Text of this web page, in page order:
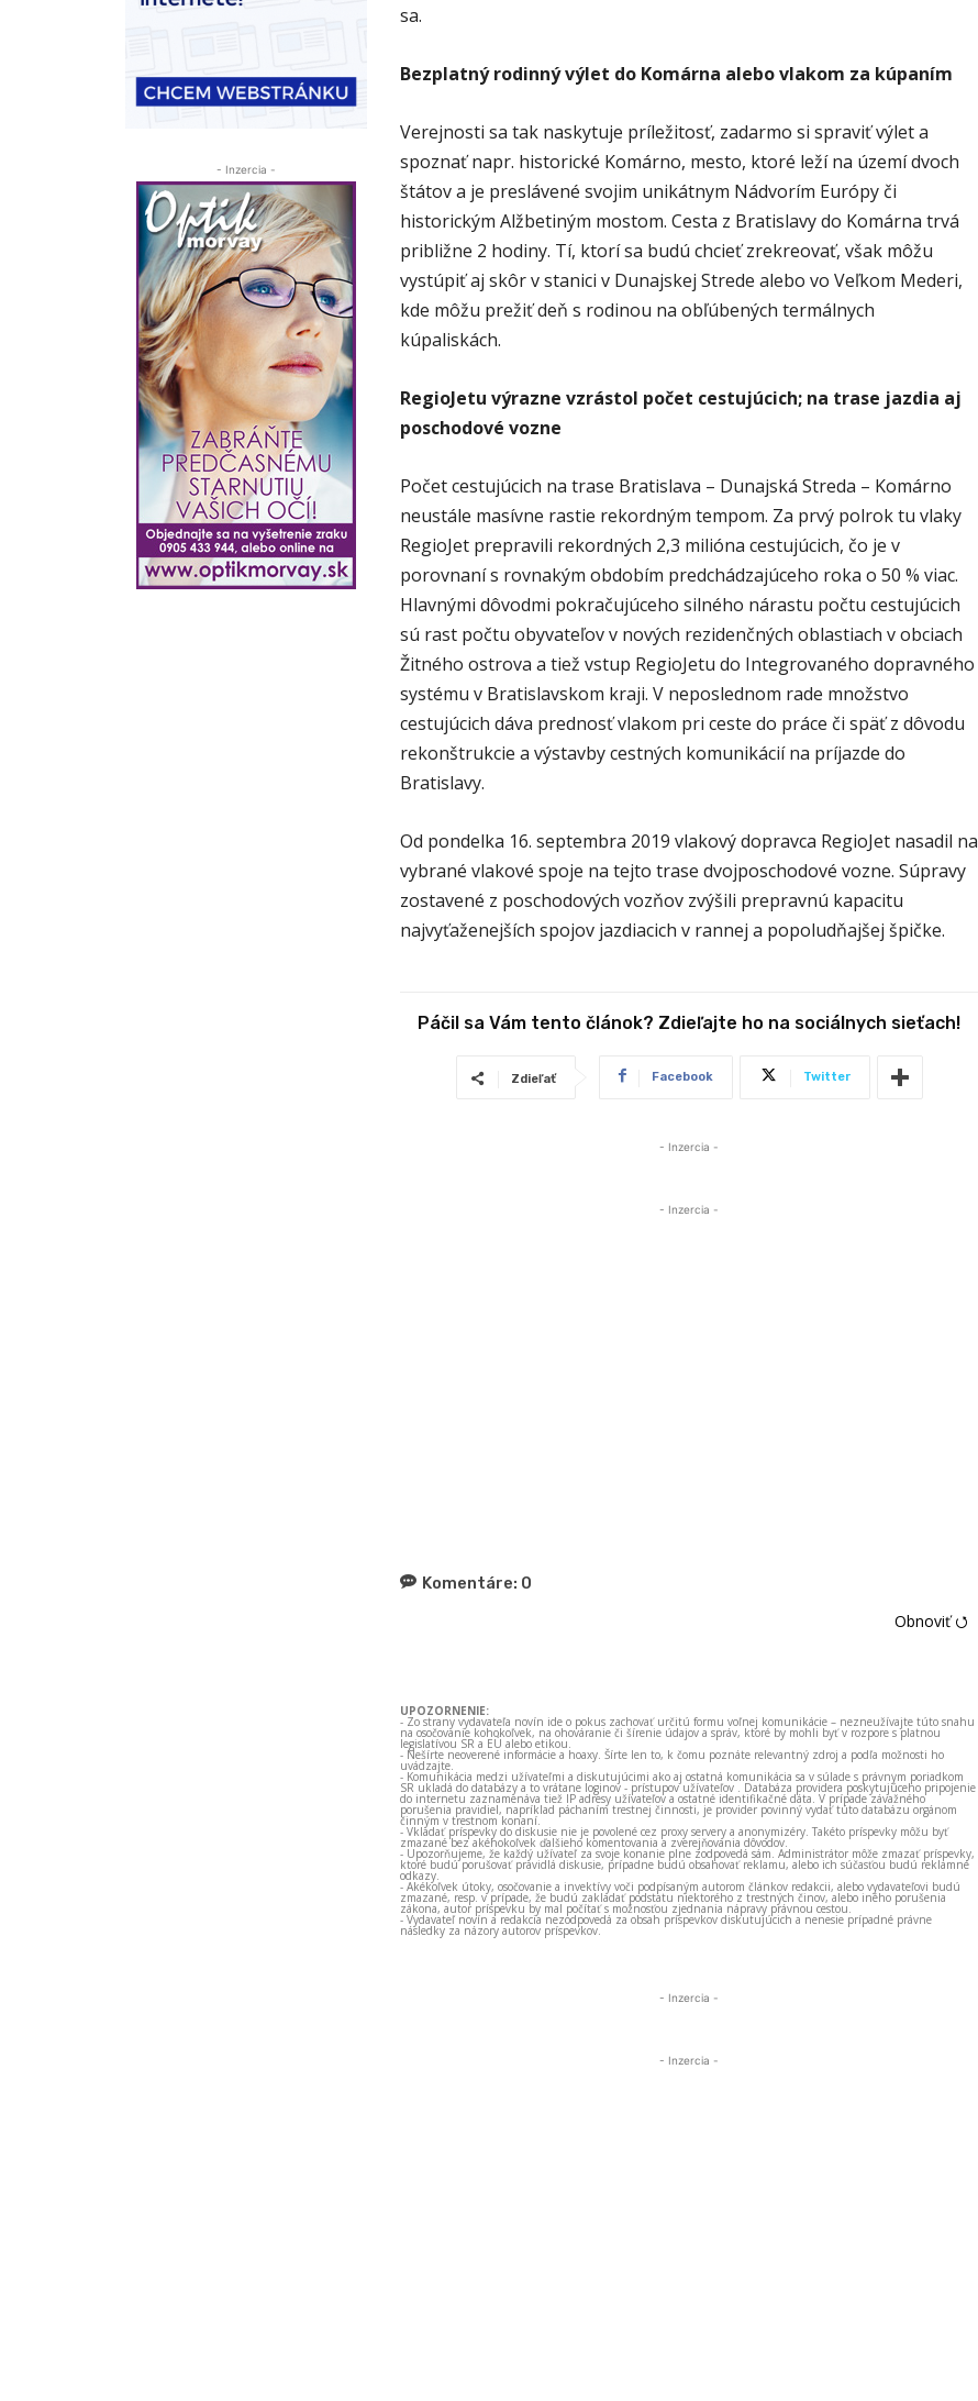
- Inzercia -
sa.
Bezplatný rodinný výlet do Komárna alebo vlakom za kúpaním
Verejnosti sa tak naskytuje príležitosť, zadarmo si spraviť výlet a
spoznať napr. historické Komárno, mesto, ktoré leží na území dvoch
štátov a je preslávené svojim unikátnym Nádvorím Európy či
historickým Alžbetiným mostom. Cesta z Bratislavy do Komárna trvá
približne 2 hodiny. Tí, ktorí sa budú chcieť zrekreovať, však môžu
vystúpiť aj skôr v stanici v Dunajskej Strede alebo vo Veľkom Mederi,
kde môžu prežiť deň s rodinou na obľúbených termálnych
kúpaliskách.
RegioJetu výrazne vzrástol počet cestujúcich; na trase jazdia aj
poschodové vozne
Počet cestujúcich na trase Bratislava – Dunajská Streda – Komárno
neustále masívne rastie rekordným tempom. Za prvý polrok tu vlaky
RegioJet prepravili rekordných 2,3 milióna cestujúcich, čo je v
porovnaní s rovnakým obdobím predchádzajúceho roka o 50 % viac.
Hlavnými dôvodmi pokračujúceho silného nárastu počtu cestujúcich
sú rast počtu obyvateľov v nových rezidenčných oblastiach v obciach
Žitného ostrova a tiež vstup RegioJetu do Integrovaného dopravného
systému v Bratislavskom kraji. V neposlednom rade množstvo
cestujúcich dáva prednosť vlakom pri ceste do práce či späť z dôvodu
rekonštrukcie a výstavby cestných komunikácií na príjazde do
Bratislavy.
Od pondelka 16. septembra 2019 vlakový dopravca RegioJet nasadil na
vybrané vlakové spoje na tejto trase dvojposchodové vozne. Súpravy
zostavené z poschodových vozňov zvýšili prepravnú kapacitu
najvyťaženejších spojov jazdiacich v rannej a popoludňajšej špičke.
Páčil sa Vám tento článok? Zdieľajte ho na sociálnych sieťach!
Zdieľať Facebook Twitter
- Inzercia -
- Inzercia -
Komentáre: 0
Obnoviť ⭯
UPOZORNENIE:
- Zo strany vydavateľa novín ide o pokus zachovať určitú formu voľnej komunikácie – nezneužívajte túto snahu
na osočovanie kohokoľvek, na ohováranie či šírenie údajov a správ, ktoré by mohli byť v rozpore s platnou
legislatívou SR a EÚ alebo etikou.
- Nešírte neoverené informácie a hoaxy. Šírte len to, k čomu poznáte relevantný zdroj a podľa možnosti ho
uvádzajte.
- Komunikácia medzi užívateľmi a diskutujúcimi ako aj ostatná komunikácia sa v súlade s právnym poriadkom
SR ukladá do databázy a to vrátane loginov - prístupov užívateľov . Databáza providera poskytujúceho pripojenie
do internetu zaznamenáva tiež IP adresy užívateľov a ostatné identifikačné dáta. V prípade závažného
porušenia pravidiel, napríklad páchaním trestnej činnosti, je provider povinný vydať túto databázu orgánom
činným v trestnom konaní.
- Vkladať príspevky do diskusie nie je povolené cez proxy servery a anonymizéry. Takéto príspevky môžu byť
zmazané bez akéhokoľvek ďalšieho komentovania a zverejňovania dôvodov.
- Upozorňujeme, že každý užívateľ za svoje konanie plne zodpovedá sám. Administrátor môže zmazať príspevky,
ktoré budú porušovať pravidlá diskusie, prípadne budú obsahovať reklamu, alebo ich súčasťou budú reklamné
odkazy.
- Akékoľvek útoky, osočovanie a invektívy voči podpísaným autorom článkov redakcii, alebo vydavateľovi budú
zmazané, resp. v prípade, že budú zakladať podstatu niektorého z trestných činov, alebo iného porušenia
zákona, autor príspevku by mal počítať s možnosťou zjednania nápravy právnou cestou.
- Vydavateľ novín a redakcia nezodpovedá za obsah príspevkov diskutujúcich a nenesie prípadné právne
následky za názory autorov príspevkov.
- Inzercia -
- Inzercia -